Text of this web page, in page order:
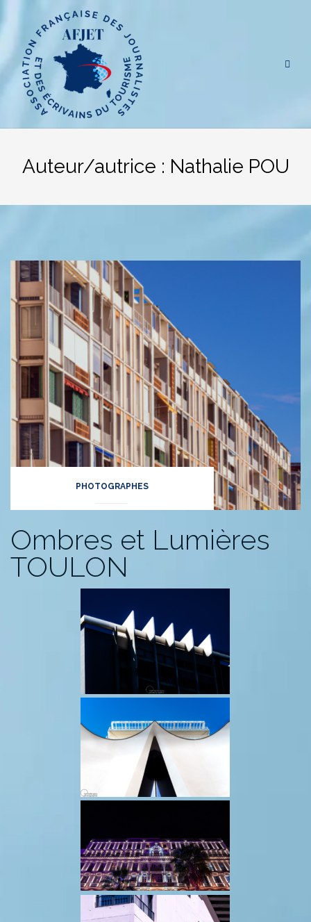
au
contenu
Auteur/autrice : Nathalie POU
PHOTOGRAPHES
Ombres et Lumières
TOULON